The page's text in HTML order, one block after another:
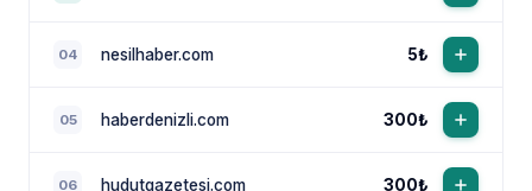
04 nesilhaber.com 5₺
05 haberdenizli.com 300₺
06 hudutgazetesi.com 300₺